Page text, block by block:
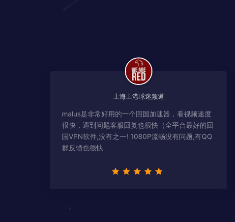
上海上港球迷频道
malus是非常好用的一个回国加速器，看视频速度
很快，遇到问题客服回复也很快（全平台最好的回
国VPN软件,没有之一! 1080P流畅没有问题,有QQ
群反馈也很快